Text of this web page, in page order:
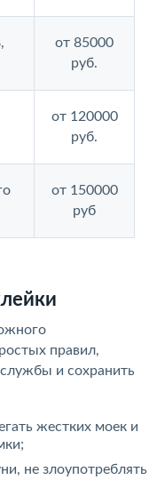
от 85000
руб.
от 120000
руб.
от 150000
руб
правил,
и сохранить
жестких моек и
не злоупотреблять